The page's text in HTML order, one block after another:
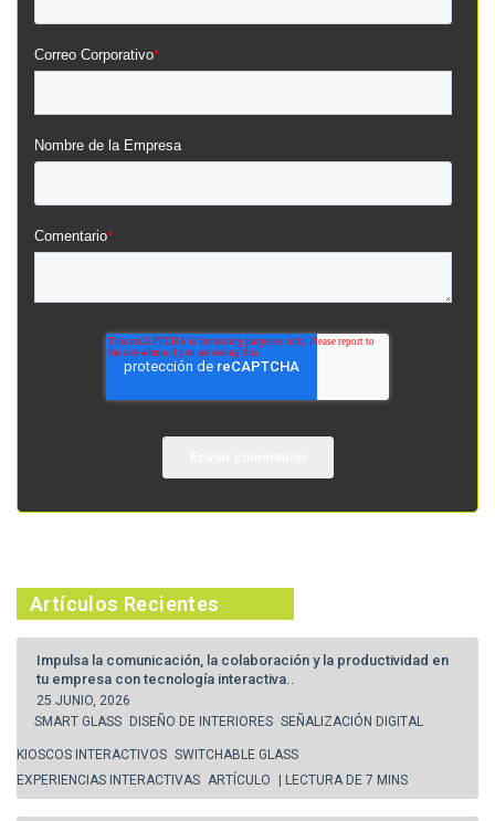
Artículos Recientes
Impulsa la comunicación, la colaboración y la productividad en
tu empresa con tecnología interactiva..
25 JUNIO, 2026
SMART GLASS
DISEÑO DE INTERIORES SEÑALIZACIÓN DIGITAL
KIOSCOS INTERACTIVOS SWITCHABLE GLASS
EXPERIENCIAS INTERACTIVAS ARTÍCULO | LECTURA DE 7 MINS
Correo Corporativo*
Nombre de la Empresa
Comentario*